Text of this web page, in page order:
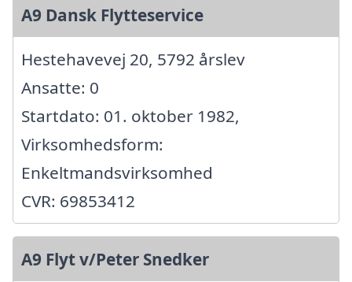
A9 Dansk Flytteservice
Hestehavevej 20, 5792 årslev
Ansatte: 0
Startdato: 01. oktober 1982,
Virksomhedsform:
Enkeltmandsvirksomhed
CVR: 69853412
A9 Flyt v/Peter Snedker